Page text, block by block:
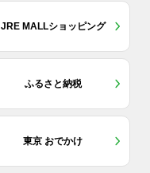
JRE MALLショッピング
ふるさと納税
東京 おでかけ